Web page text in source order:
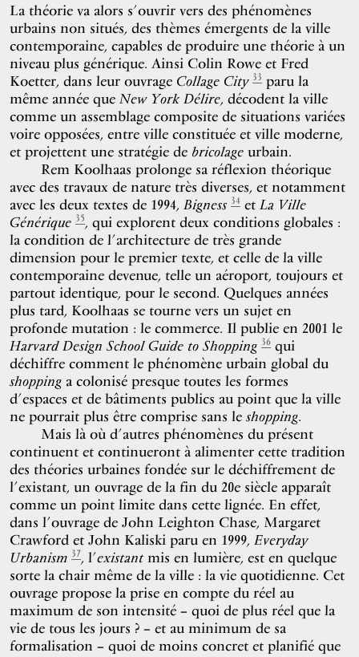
La théorie va alors s’ouvrir vers des phénomènes
urbains non situés, des thèmes émergents de la ville
contemporaine, capables de produire une théorie à un
niveau plus générique. Ainsi Colin Rowe et Fred
Koetter, dans leur ouvrage Collage City 33paru la
même année que New York Délire, décodent la ville
comme un assemblage composite de situations variées
voire opposées, entre ville constituée et ville moderne,
et projettent une stratégie de bricolageurbain.
Rem Koolhaas prolonge sa réflexion théorique
avec des travaux de nature très diverses, et notamment
avec les deux textes de 1994, Bigness 34et La Ville
Générique 35, qui explorent deux conditions globales :
la condition de l’architecture de très grande
dimension pour le premier texte, et celle de la ville
contemporaine devenue, telle un aéroport, toujours et
partout identique, pour le second. Quelques années
plus tard, Koolhaas se tourne vers un sujet en
profonde mutation : le commerce. Il publie en 2001 le
Harvard Design School Guide to Shopping 36qui
déchiffre comment le phénomène urbain global du
shoppinga colonisé presque toutes les formes
d’espaces et de bâtiments publics au point que la ville
ne pourrait plus être comprise sans le shopping.
Mais là où d’autres phénomènes du présent
continuent et continueront à alimenter cette tradition
des théories urbaines fondée sur le déchiffrement de
l’existant, un ouvrage de la fin du 20e siècle apparaît
comme un point limite dans cette lignée. En effet,
dans l’ouvrage de John Leighton Chase, Margaret
Crawford et John Kaliski paru en 1999, Everyday
Urbanism 37, l’existantmis en lumière, est en quelque
sorte la chair même de la ville : la vie quotidienne. Cet
ouvrage propose la prise en compte du réel au
maximum de son intensité – quoi de plus réel que la
vie de tous les jours ? – et au minimum de sa
formalisation – quoi de moins concret et planifié que